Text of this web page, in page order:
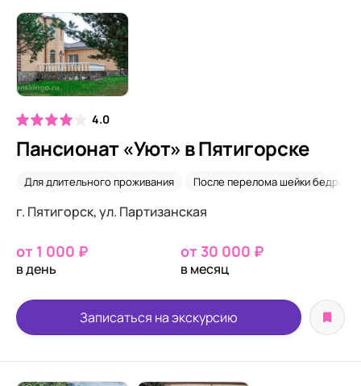
4.0
Пансионат «Уют» в Пятигорске
Для длительного проживания После перелома шейки бедра
г. Пятигорск, ул. Партизанская
от 1 000 ₽
в день
от 30 000 ₽
в месяц
Записаться на экскурсию